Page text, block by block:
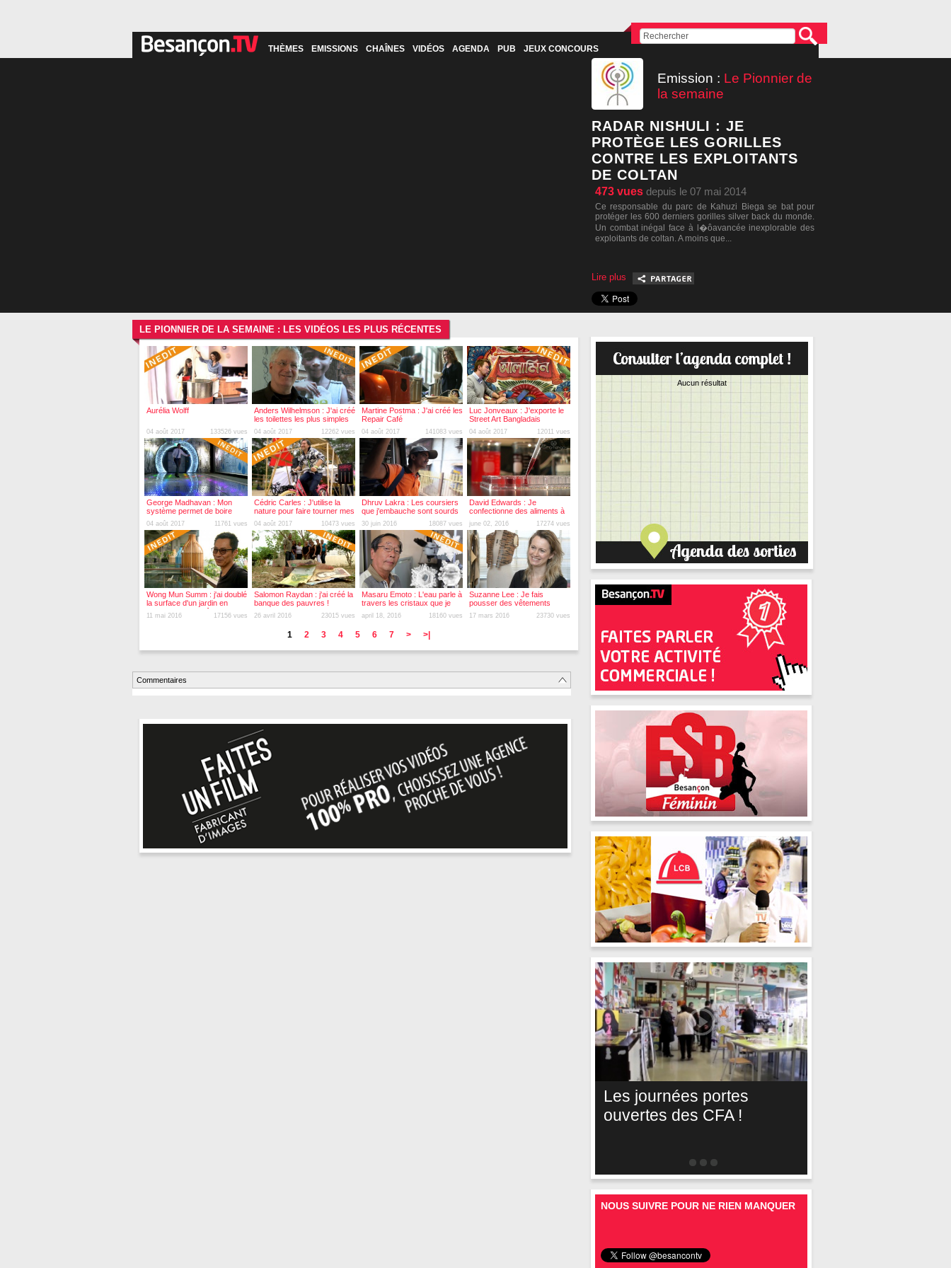
THÈMES EMISSIONS CHAÎNES VIDÉOS AGENDA PUB JEUX CONCOURS
Emission : Le Pionnier de
la semaine
RADAR NISHULI : JE
PROTÈGE LES GORILLES
CONTRE LES EXPLOITANTS
DE COLTAN
473 vues depuis le 07 mai 2014
Ce responsable du parc de Kahuzi Biega se bat pour
protéger les 600 derniers gorilles silver back du monde.
Un combat inégal face à l�ôavancée inexplorable des
exploitants de coltan. A moins que...
Lire plus
LE PIONNIER DE LA SEMAINE : LES VIDÉOS LES PLUS RÉCENTES
Aurélia Wolff
04 août 2017 133526 vues
Anders Wilhelmson : J'ai créé
les toilettes les plus simples
du monde
04 août 2017 12262 vues
Martine Postma : J'ai créé les
Repair Café
04 août 2017 141083 vues
Luc Jonveaux : J'exporte le
Street Art Bangladais
04 août 2017 12011 vues
George Madhavan : Mon
système permet de boire
l'eau des toilettes
04 août 2017 11761 vues
Cédric Carles : J'utilise la
nature pour faire tourner mes
platines
04 août 2017 10473 vues
Dhruv Lakra : Les coursiers
que j'embauche sont sourds
et muets
30 juin 2016 18087 vues
David Edwards : Je
confectionne des aliments à
emballage comestible
june 02, 2016 17274 vues
Wong Mun Summ : j'ai doublé
la surface d'un jardin en
construisant un hôtel
11 mai 2016 17156 vues
Salomon Raydan : j'ai créé la
banque des pauvres !
26 avril 2016 23015 vues
Masaru Emoto : L'eau parle à
travers les cristaux que je
forme
april 18, 2016 18160 vues
Suzanne Lee : Je fais
pousser des vêtements
comme des champignons
17 mars 2016 23730 vues
1 2 3 4 5 6 7 > >|
Commentaires
Aucun résultat
Les journées portes
ouvertes des CFA !
NOUS SUIVRE POUR NE RIEN MANQUER